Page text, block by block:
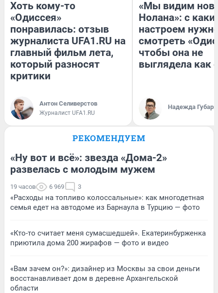
Хоть кому-то
«Одиссея»
понравилась: отзыв
журналиста UFA1.RU на
главный фильм лета,
который разносят
критики
Антон Селиверстов
Журналист UFA1.RU
«Мы видим
Нолана»: с
настроем
смотреть
чтобы она не
выглядела как
Надежда Губарь
РЕКОМЕНДУЕМ
«Ну вот и всё»: звезда «Дома-2»
развелась с молодым мужем
19 часов 6 969 3
«Расходы на топливо колоссальные»: как многодетная
семья едет на автодоме из Барнаула в Турцию — фото
«Кто-то считает меня сумасшедшей». Екатеринбурженка
приютила дома 200 жирафов — фото и видео
«Вам зачем он?»: дизайнер из Москвы за свои деньги
восстанавливает дом в деревне Архангельской
области